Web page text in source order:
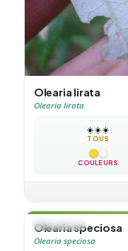
Olearia lirata
Olearia lirata
☀️☀️☀️
TOUS
COULEURS
🌲ARBUSTE
Olearia speciosa
Olearia speciosa